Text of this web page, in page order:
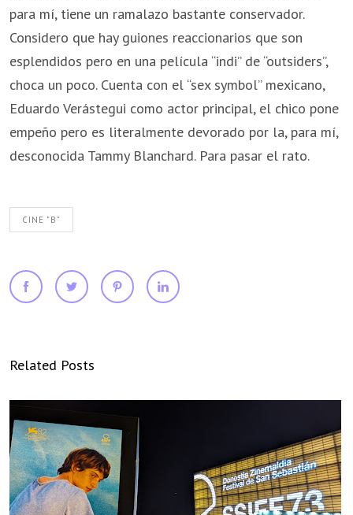
para mí, tiene un ramalazo bastante conservador.
Considero que hay guiones reaccionarios que son
esplendidos pero en una película “indi” de “outsiders”,
choca un poco. Cuenta con el “sex symbol” mexicano,
Eduardo Verástegui como actor principal, el chico pone
empeño pero es literalmente devorado por la, para mí,
desconocida Tammy Blanchard. Para pasar el rato.
CINE "B"
Related Posts